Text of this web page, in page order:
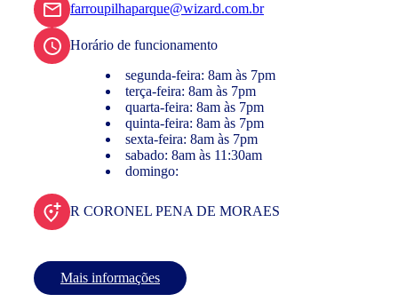
farroupilhaparque@wizard.com.br
Horário de funcionamento
segunda-feira: 8am às 7pm
terça-feira: 8am às 7pm
quarta-feira: 8am às 7pm
quinta-feira: 8am às 7pm
sexta-feira: 8am às 7pm
sabado: 8am às 11:30am
domingo:
R CORONEL PENA DE MORAES
Mais informações